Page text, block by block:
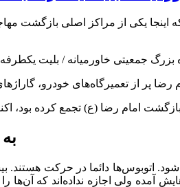
یکی از مراکز اصلی بازگشت
بین شهری باز می‌شود. اتوبوس‌ها دائما در حرکت
ولی اجازه نداده‌اند که آن‌ها را